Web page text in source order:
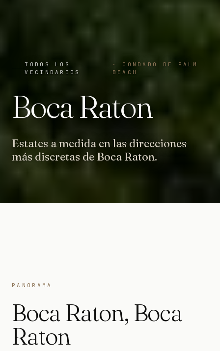
TODOS LOS
VECINDARIOS
· CONDADO DE PALM
BEACH
Boca Raton
Estates a medida en las direcciones
más discretas de Boca Raton.
PANORAMA
Boca Raton, Boca
Raton